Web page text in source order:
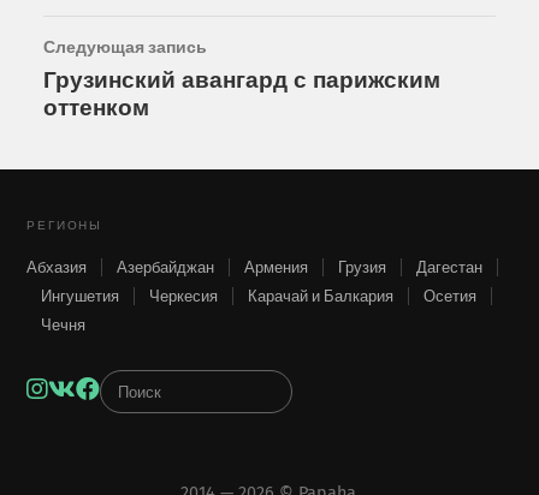
Следующая запись
Грузинский авангард с парижским
оттенком
РЕГИОНЫ
Абхазия Азербайджан Армения Грузия
Дагестан
Ингушетия
Черкесия Карачай и Балкария
Осетия
Чечня
Instagram
VKFacebook